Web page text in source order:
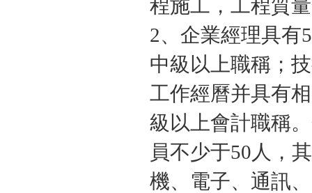
程施工，工程質
2、企業經理具有
中級以上職稱；
工作經曆并具有
級以上會計職稱
員不少于50人，
機、電子、通訊